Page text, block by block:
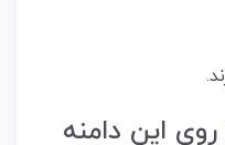
روی این دامنه